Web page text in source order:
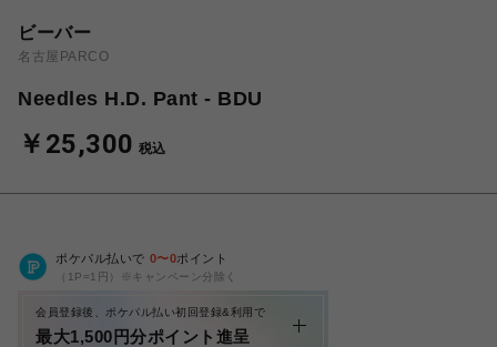
ビーバー
名古屋PARCO
Needles H.D. Pant - BDU
￥25,300 税込
ポケパル払いで 0〜0ポイント
（1P=1円）※キャンペーン分除く
会員登録後、ポケパル払い初回登録&利用で
最大1,500円分ポイント進呈